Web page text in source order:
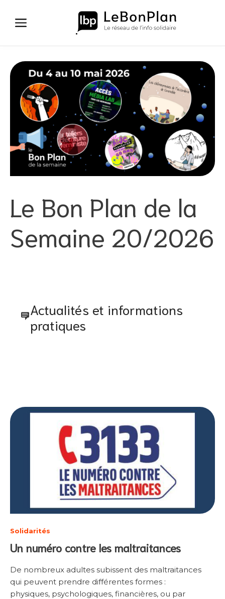
contenu
Le Bon Plan de la
Semaine 20/2026
Actualités et informations
pratiques
Solidarités
Un numéro contre les maltraitances
De nombreux adultes subissent des maltraitances
qui peuvent prendre différentes formes :
physiques, psychologiques, financières, ou par